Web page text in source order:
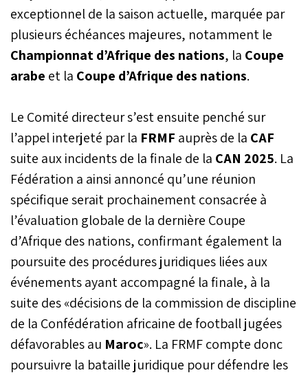
exceptionnel de la saison actuelle, marquée par
plusieurs échéances majeures, notamment le
Championnat d’Afrique des nations, la Coupe
arabe et la Coupe d’Afrique des nations.
Le Comité directeur s’est ensuite penché sur
l’appel interjeté par la FRMF auprès de la CAF
suite aux incidents de la finale de la CAN 2025. La
Fédération a ainsi annoncé qu’une réunion
spécifique serait prochainement consacrée à
l’évaluation globale de la dernière Coupe
d’Afrique des nations, confirmant également la
poursuite des procédures juridiques liées aux
événements ayant accompagné la finale, à la
suite des «décisions de la commission de discipline
de la Confédération africaine de football jugées
défavorables au Maroc». La FRMF compte donc
poursuivre la bataille juridique pour défendre les